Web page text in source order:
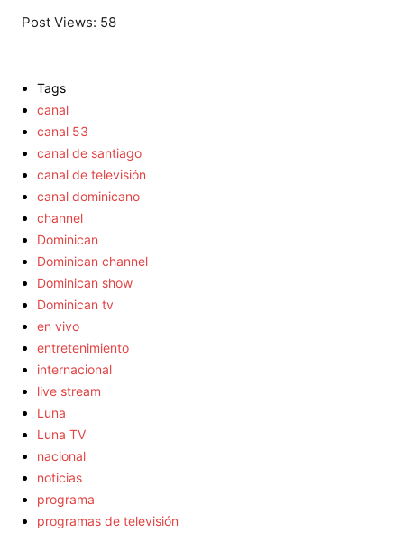
Post Views: 58
Tags
canal
canal 53
canal de santiago
canal de televisión
canal dominicano
channel
Dominican
Dominican channel
Dominican show
Dominican tv
en vivo
entretenimiento
internacional
live stream
Luna
Luna TV
nacional
noticias
programa
programas de televisión